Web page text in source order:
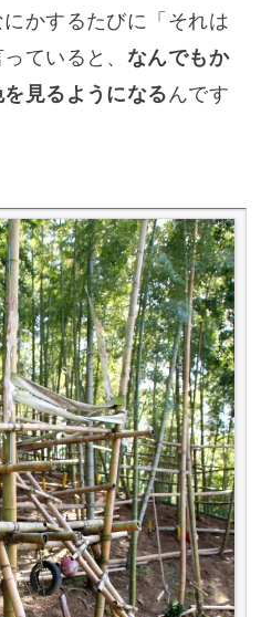
かするたびに「それは
ていると、 なんでもか
見るようになる んです